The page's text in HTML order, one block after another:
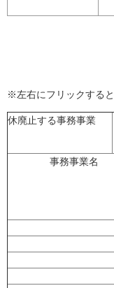
※左右にフリックする
休廃止する事務事業
事務事業名